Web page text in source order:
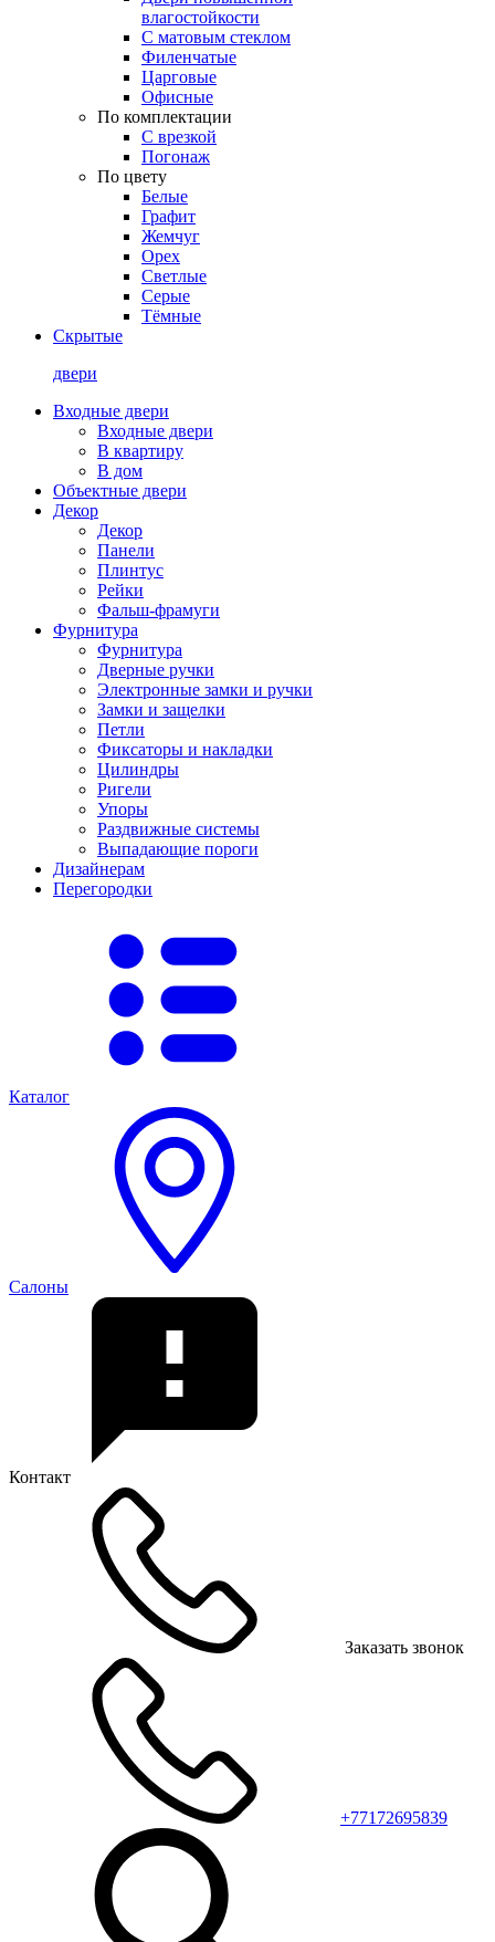
влагостойкости
С матовым стеклом
Филенчатые
Царговые
Офисные
По комплектации
С врезкой
Погонаж
По цвету
Белые
Графит
Жемчуг
Орех
Светлые
Серые
Тёмные
Скрытые
двери
Входные двери
Входные двери
В квартиру
В дом
Объектные двери
Декор
Декор
Панели
Плинтус
Рейки
Фальш-фрамуги
Фурнитура
Фурнитура
Дверные ручки
Электронные замки и ручки
Замки и защелки
Петли
Фиксаторы и накладки
Цилиндры
Ригели
Упоры
Раздвижные системы
Выпадающие пороги
Дизайнерам
Перегородки
Каталог
Салоны
Контакт
Заказать звонок
+77172695839